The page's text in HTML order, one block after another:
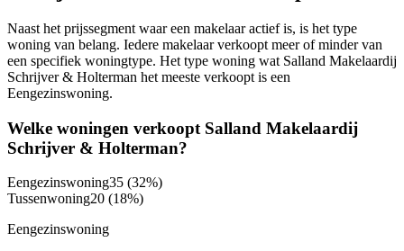
Naast het prijssegment waar een makelaar actief is, is het type
woning van belang. Iedere makelaar verkoopt meer of minder van
een specifiek woningtype. Het type woning wat Salland Makelaardij
Schrijver & Holterman het meeste verkoopt is een
Eengezinswoning.
Welke woningen verkoopt Salland Makelaardij
Schrijver & Holterman?
Eengezinswoning35 (32%)
Tussenwoning20 (18%)
Eengezinswoning